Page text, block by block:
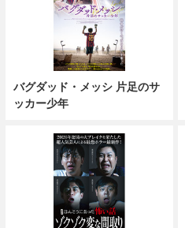
バグダッド・メッシ 片足のサ
ッカー少年